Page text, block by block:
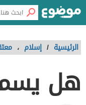
الرئيسية / إسلام ،
هل